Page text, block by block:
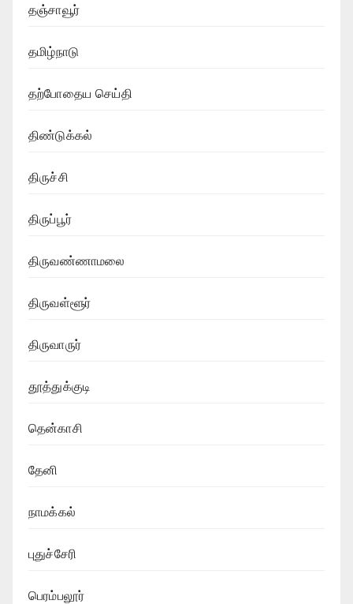
தஞ்சாவூர்
தமிழ்நாடு
தற்போதைய செய்தி
திண்டுக்கல்
திருச்சி
திருப்பூர்
திருவண்ணாமலை
திருவள்ளூர்
திருவாருர்
தூத்துக்குடி
தென்காசி
தேனி
நாமக்கல்
புதுச்சேரி
பெரம்பலூர்